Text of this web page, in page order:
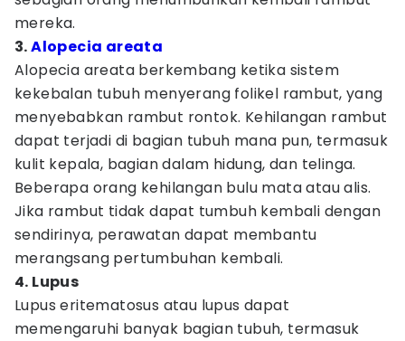
mereka.
3.Alopecia areata
Alopecia areata berkembang ketika sistem
kekebalan tubuh menyerang folikel rambut, yang
menyebabkan rambut rontok. Kehilangan rambut
dapat terjadi di bagian tubuh mana pun, termasuk
kulit kepala, bagian dalam hidung, dan telinga.
Beberapa orang kehilangan bulu mata atau alis.
Jika rambut tidak dapat tumbuh kembali dengan
sendirinya, perawatan dapat membantu
merangsang pertumbuhan kembali.
4. Lupus
Lupus eritematosus atau lupus dapat
memengaruhi banyak bagian tubuh, termasuk